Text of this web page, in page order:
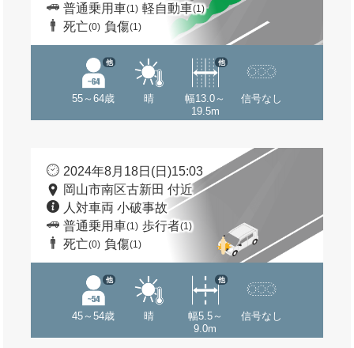
普通乗用車(1) 軽自動車(1)
死亡(0) 負傷(1)
55～64歳
他
晴
幅13.0～
19.5m
他
信号なし
2024年8月18日(日)15:03
岡山市南区古新田 付近
人対車両 小破事故
普通乗用車(1) 歩行者(1)
死亡(0) 負傷(1)
45～54歳
他
晴
幅5.5～
9.0m
他
信号なし